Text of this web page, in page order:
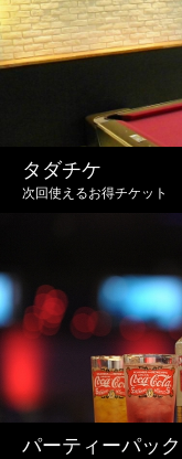
タダチケ
次回使えるお得チケット
パーティーパック